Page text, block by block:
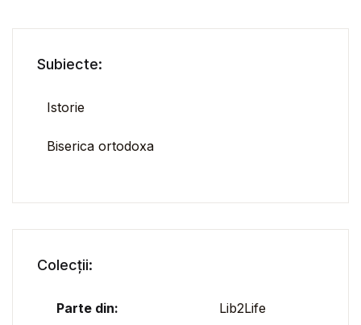
Subiecte:
Istorie
Biserica ortodoxa
Colecții:
Parte din: Lib2Life